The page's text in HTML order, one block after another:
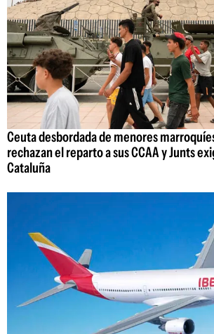
Ceuta desbordada de menores
rechazan el reparto a sus CCAA y Junts
Cataluña